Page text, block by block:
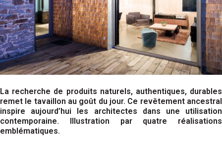
La recherche de produits naturels, authentiques, durables
remet le tavaillon au goût du jour. Ce revêtement ancestral
inspire aujourd’hui les architectes dans une utilisation
contemporaine. Illustration par quatre réalisations
emblématiques.